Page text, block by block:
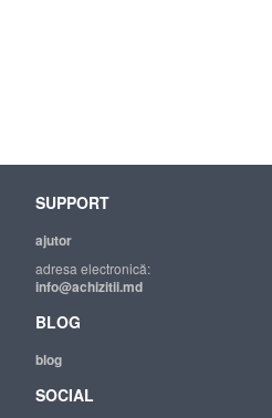
SUPPORT
ajutor
adresa electronică:
info@achizitii.md
BLOG
blog
SOCIAL